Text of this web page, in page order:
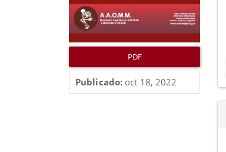
PDF
Publicado: oct 18, 2022